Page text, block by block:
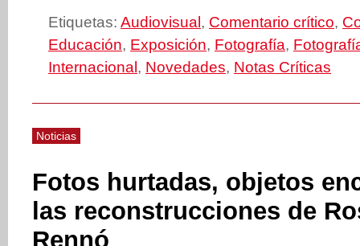
Etiquetas: Audiovisual , Comentario crítico,
Educación, Exposición, Fotografía,
Internacional , Novedades, Notas Críticas
Noticias
Fotos hurtadas, objetos
las reconstrucciones de
Rennó